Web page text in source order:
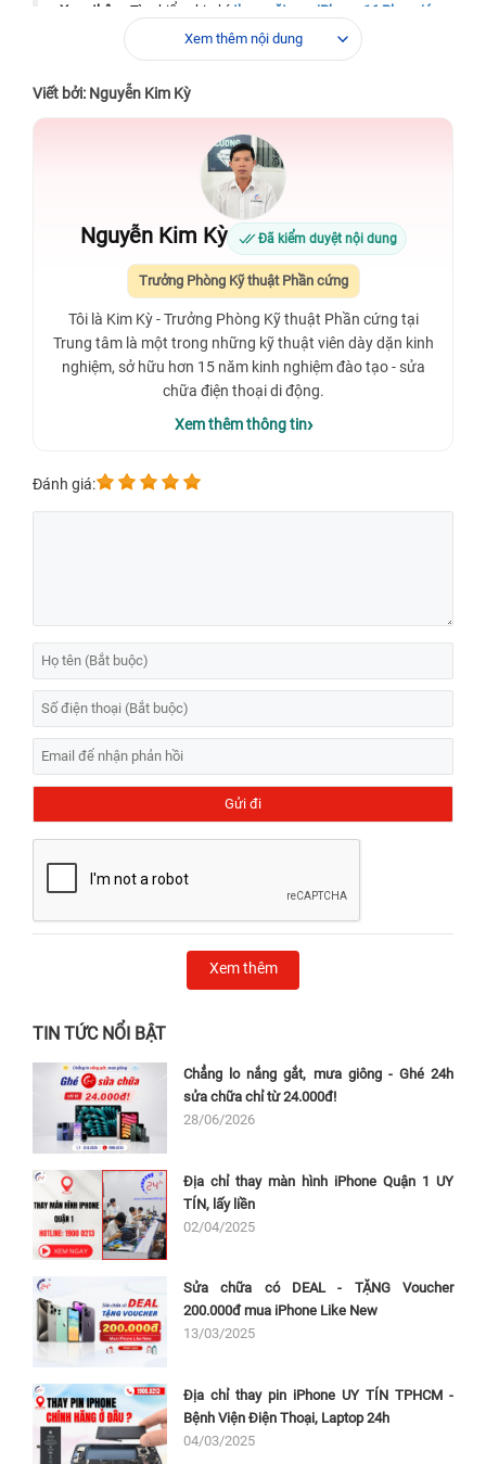
Xem thêm: Tìm hiểu chi phí thay mặt sau iPhone 16 Plus giá
tại trung tâm uy tín.Xem thêm nội dung
Viết bởi: Nguyễn Kim Kỳ
Nguyễn Kim Kỳ Đã kiểm duyệt nội dung
Trưởng Phòng Kỹ thuật Phần cứng
Tôi là Kim Kỳ - Trưởng Phòng Kỹ thuật Phần cứng tại
Trung tâm là một trong những kỹ thuật viên dày dặn kinh
nghiệm, sở hữu hơn 15 năm kinh nghiệm đào tạo - sửa
chữa điện thoại di động.
Xem thêm thông tin
Đánh giá:
Xem thêm
TIN TỨC NỔI BẬT
Chẳng lo nắng gắt, mưa giông - Ghé 24h
sửa chữa chỉ từ 24.000đ!
28/06/2026
Địa chỉ thay màn hình iPhone Quận 1 UY
TÍN, lấy liền
02/04/2025
Sửa chữa có DEAL - TẶNG Voucher
200.000đ mua iPhone Like New
13/03/2025
Địa chỉ thay pin iPhone UY TÍN TPHCM -
Bệnh Viện Điện Thoại, Laptop 24h
04/03/2025